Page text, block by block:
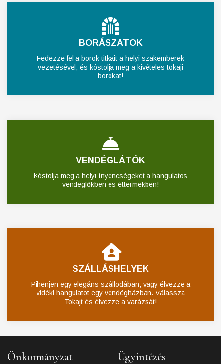
BORÁSZATOK
Fedezze fel a borok titkait a helyi szakemberek
vezetésével, és kóstolja meg a kivételes tokaji
borokat!
VENDÉGLÁTÓK
Kóstolja meg a helyi ínyencségeket a hangulatos
vendéglőkben és éttermekben!
SZÁLLÁSHELYEK
Pihenjen egy elegáns szállodában, vagy élvezze a
vidéki hangulatot egy vendégházban. Válassza
Tokajt és élvezze a varázsát!
Önkormányzat Ügyintézés